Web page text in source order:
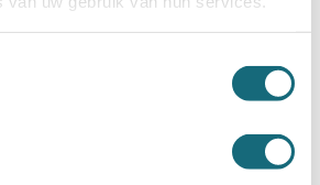
batterijen, en sleutelsloten zijn
. De inbraakwerende en
waarbij hogere certificeringen
maar ook een hogere aanschafprijs